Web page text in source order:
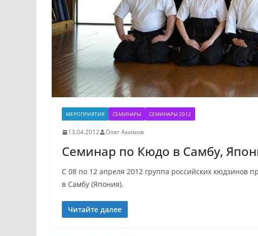
МЕРОПРИЯТИЯ СЕМИНАРЫ СЕМИНАРЫ 2012
13.04.2012 Олег Акимов
Семинар по Кюдо в Самбу,
С 08 по 12 апреля 2012 группа российских кюдзинов
в Самбу (Япония).
Читайте далее